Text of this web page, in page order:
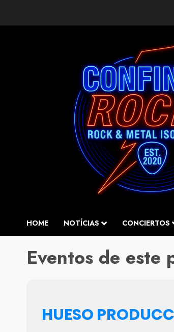
HOME NOTÍCIAS CONCIERTOS
Eventos de este
HUESO